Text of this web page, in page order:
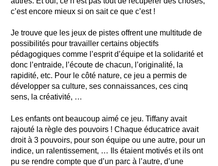
c’est encore mieux si on sait ce que c’est !
Je trouve que les jeux de pistes offrent une multitude de
possibilités pour travailler certains objectifs
pédagogiques comme l’esprit d’équipe et la solidarité et
donc l’entraide, l’écoute de chacun, l’originalité, la
rapidité, etc. Pour le côté nature, ce jeu a permis de
développer sa culture, ses connaissances, ces cinq
sens, la créativité, …
Les enfants ont beaucoup aimé ce jeu. Tiffany avait
rajouté la règle des pouvoirs ! Chaque éducatrice avait
droit à 3 pouvoirs, pour son équipe ou une autre, pour un
indice, un ralentissement, … Ils étaient motivés et ils ont
pu se rendre compte que d’un parc à l’autre, d’une